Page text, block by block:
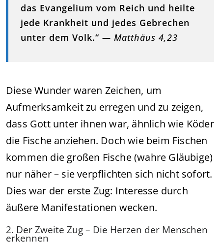
das Evangelium vom Reich und heilte
jede Krankheit und jedes Gebrechen
unter dem Volk.“ — Matthäus 4,23
Diese Wunder waren Zeichen, um
Aufmerksamkeit zu erregen und zu zeigen,
dass Gott unter ihnen war, ähnlich wie Köder
die Fische anziehen. Doch wie beim Fischen
kommen die großen Fische (wahre Gläubige)
nur näher – sie verpflichten sich nicht sofort.
Dies war der erste Zug: Interesse durch
äußere Manifestationen wecken.
2. Der Zweite Zug – Die Herzen der Menschen
erkennen